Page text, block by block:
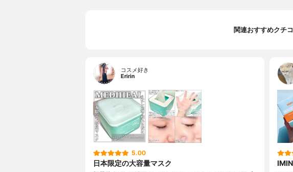
関連おすすめクチ
コスメ好き
Eririn
5.00
日本限定の大容量マスク